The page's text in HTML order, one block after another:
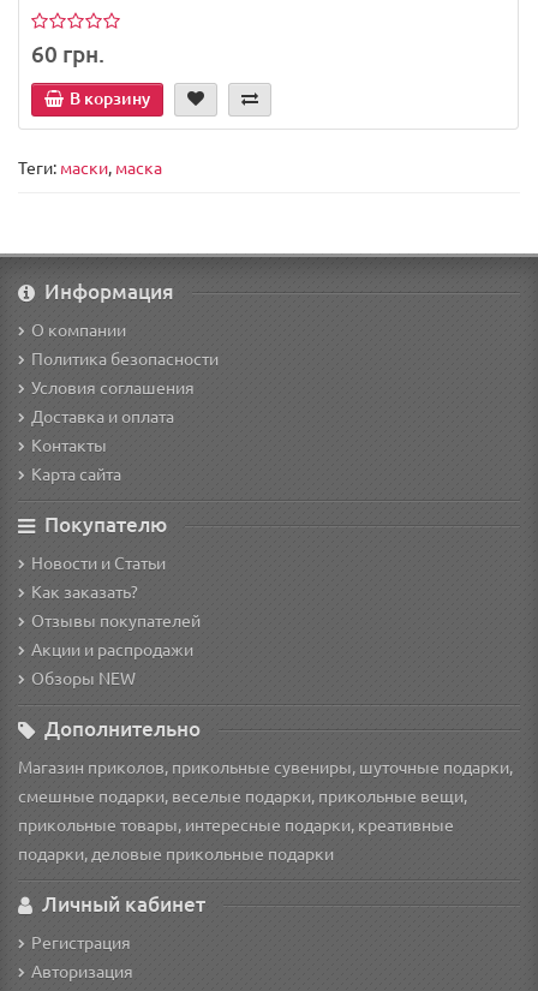
60 грн.
В корзину
Теги: маски, маска
Информация
О компании
Политика безопасности
Условия соглашения
Доставка и оплата
Контакты
Карта сайта
Покупателю
Новости и Статьи
Как заказать?
Отзывы покупателей
Акции и распродажи
Обзоры NEW
Дополнительно
Магазин приколов, прикольные сувениры, шуточные подарки,
смешные подарки, веселые подарки, прикольные вещи,
прикольные товары, интересные подарки, креативные
подарки, деловые прикольные подарки
Личный кабинет
Регистрация
Авторизация